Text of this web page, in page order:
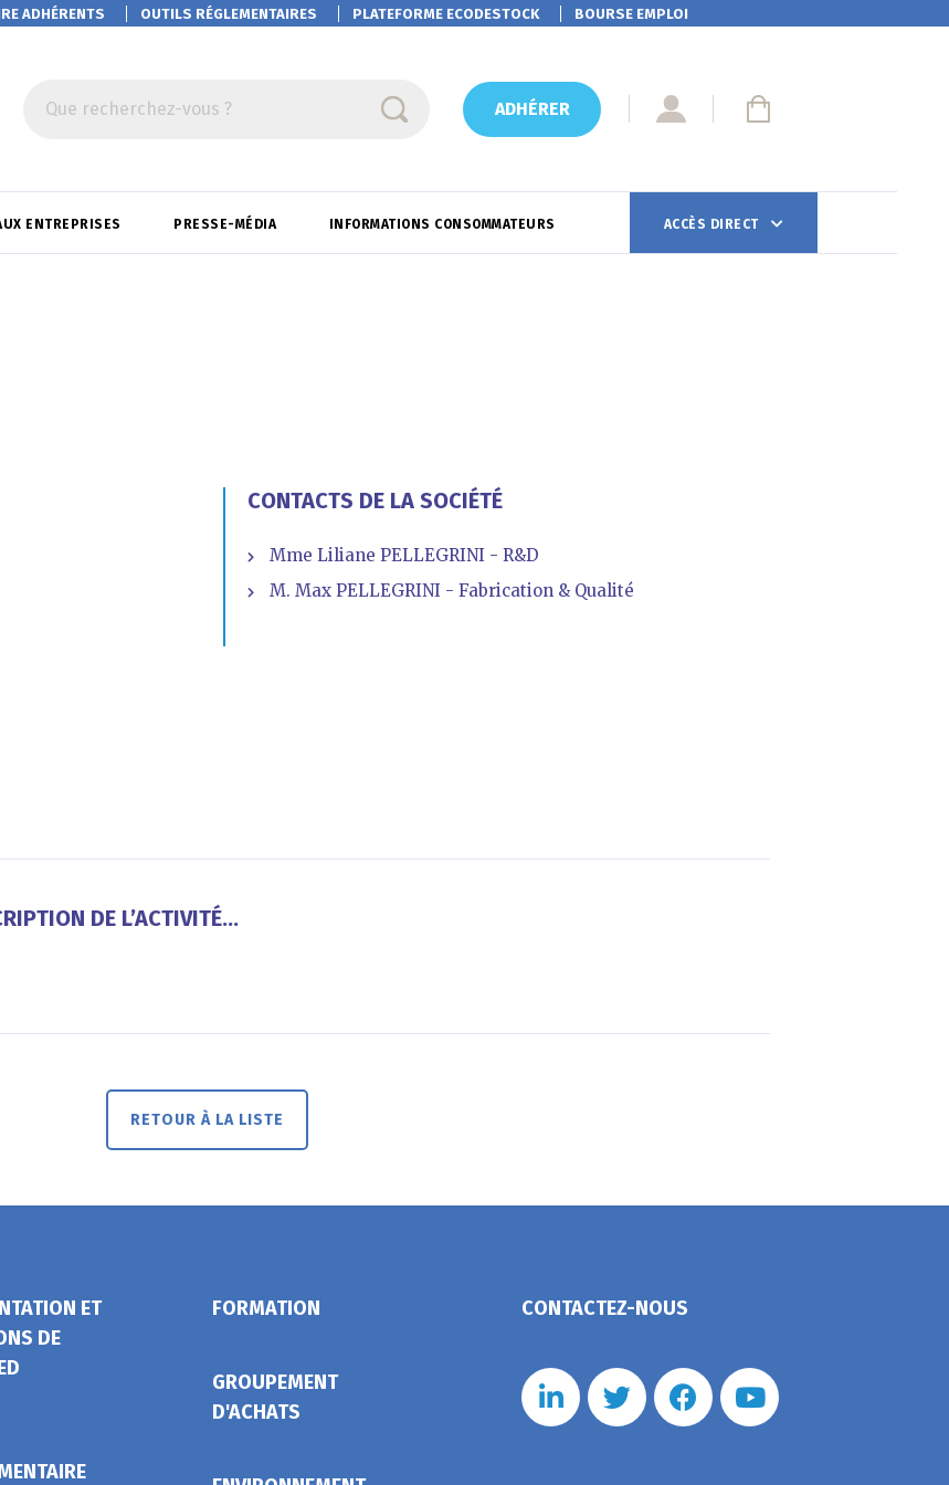
ADHÉRENTS OUTILS RÉGLEMENTAIRES PLATEFORMEECODESTOCK BOURSE EMPLOI
Que recherchez-vous ? ADHÉRER
ENTREPRISES PRESSE-MÉDIA INFORMATIONS CONSOMMATEURS ACCÈS DIRECT
CONTACTS DE LA SOCIÉTÉ
Mme Liliane PELLEGRINI - R&D
M. Max PELLEGRINI - Fabrication & Qualité
DE L’ACTIVITÉ...
RETOUR À LA LISTE
ET
DE
FORMATION
GROUPEMENT
D'ACHATS
CONTACTEZ-NOUS